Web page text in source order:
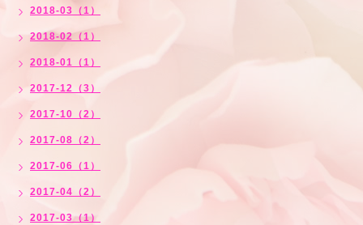
2018-03（1）
2018-02（1）
2018-01（1）
2017-12（3）
2017-10（2）
2017-08（2）
2017-06（1）
2017-04（2）
2017-03（1）